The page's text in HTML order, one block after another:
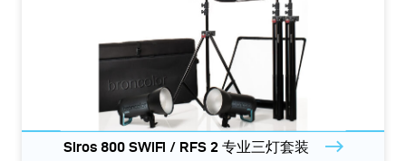
Siros 800 SWiFi / RFS 2 专业三灯套装